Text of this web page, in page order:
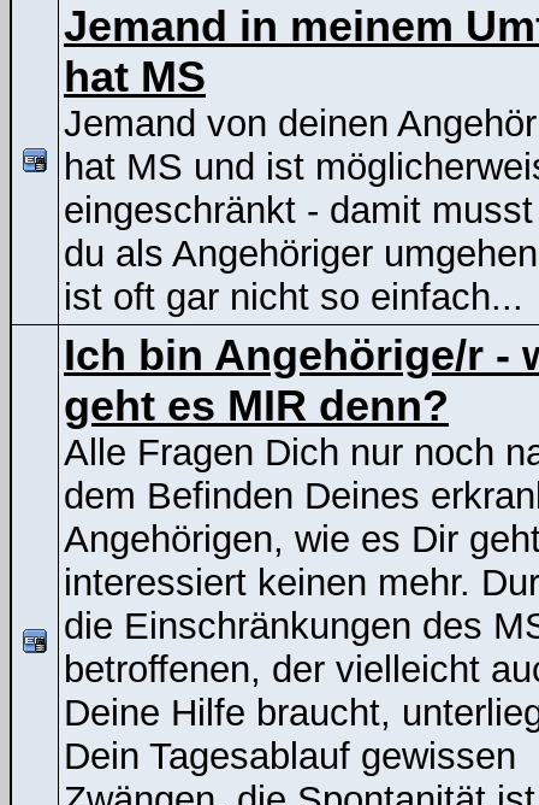
Jemand in meinem
hat MS
Jemand von deinen
hat MS und ist
eingeschränkt - damit
du als Angehöriger
ist oft gar nicht so einfach...
Ich bin Angehörige/r -
geht es MIR denn?
Alle Fragen Dich nur noch
dem Befinden Deines
Angehörigen, wie es Dir
interessiert keinen mehr.
die Einschränkungen des
betroffenen, der vielleicht
Deine Hilfe braucht,
Dein Tagesablauf gewissen